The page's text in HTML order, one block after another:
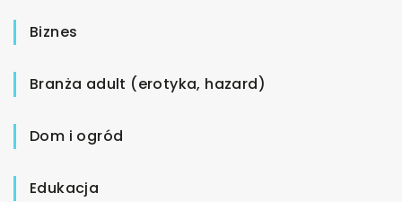
Biznes
Branża adult (erotyka, hazard)
Dom i ogród
Edukacja